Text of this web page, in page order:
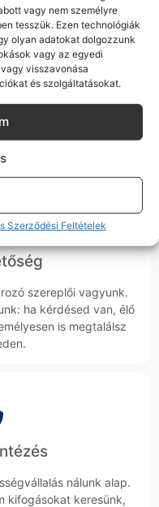
vagy nem személyre
tesszük. Ezen technológiák
olyan adatokat dolgozzunk
vagy az egyedi
visszavonása
és szolgáltatásokat.
Szerződési Feltételek
prémium minőségű
vagy kijelzőre)
jelent. iPhone-oknál
jelzés, de ne aggódj, ez
– a telefonod ettől még
Ha valahol (pl. Samsung
az alkatrész, azt a
neked.
szereplői vagyunk.
ha kérdésed van, élő
is megtalálsz
nálunk alap.
kifogásokat keresünk,